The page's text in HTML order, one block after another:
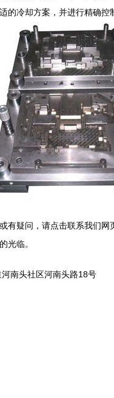
的冷却方案，并进行精确控
疑问，请点击联系我们网
光临。
南头社区河南头路18号